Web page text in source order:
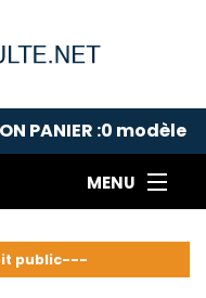
PANIER :0 modèle
MENU
du droit public---
Droit pénal---
public---